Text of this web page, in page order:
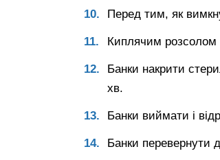
Перед тим, як
Киплячим розсолом
Банки накрити
хв.
Банки виймати і
Банки перевернути